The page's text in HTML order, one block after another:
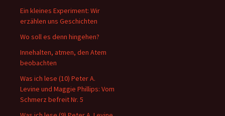
Ein kleines Experiment: Wir
erzählen uns Geschichten
Wo soll es denn hingehen?
Innehalten, atmen, den Atem
beobachten
Was ich lese (10) Peter A.
Levine und Maggie Phillips: Vom
Schmerz befreit Nr. 5